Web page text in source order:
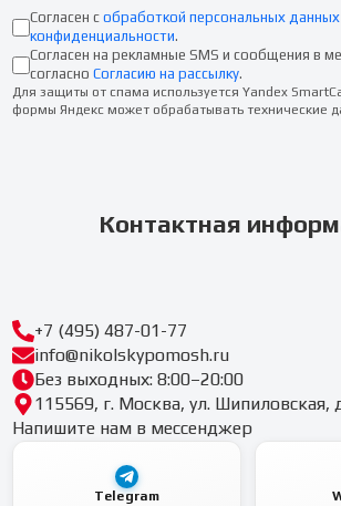
Согласен с обработкой персональных данных
конфиденциальности.
Согласен на рекламные SMS и сообщения в
согласно Согласию на рассылку.
Для защиты от спама используется Yandex
формы Яндекс может обрабатывать технические
Контактная
+7 (495) 487-01-77
info@nikolskypomosh.ru
Без выходных: 8:00–20:00
115569, г. Москва, ул. Шипиловская,
Напишите нам в мессенджер
Telegram